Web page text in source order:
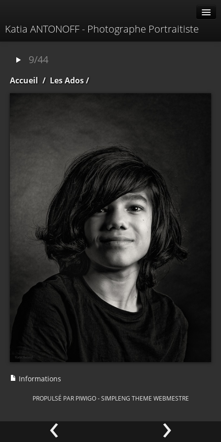
Katia ANTONOFF - Photographe Portraitiste
9/44
Accueil / Les Ados/
‹ ›
Informations
PROPULSÉ PAR PIWIGO-SIMPLENG THEME WEBMESTRE